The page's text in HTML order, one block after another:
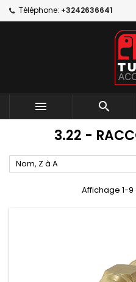
Téléphone: +3242636641
 
3.22 -
Nom, Z à A
Affichage 1-